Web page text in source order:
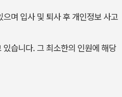
며 입사 및 퇴사 후 개인정보 사고
습니다. 그 최소한의 인원에 해당